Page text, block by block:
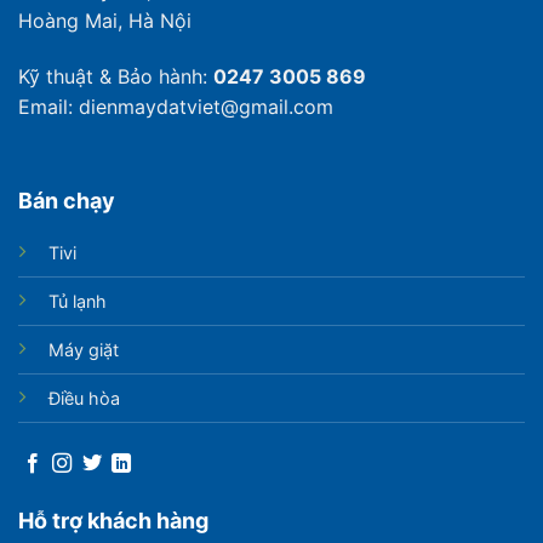
Hoàng Mai, Hà Nội
Kỹ thuật & Bảo hành: 0247 3005 869
Email: dienmaydatviet@gmail.com
Bán chạy
Tivi
Tủ lạnh
Máy giặt
Điều hòa
Hỗ trợ khách hàng